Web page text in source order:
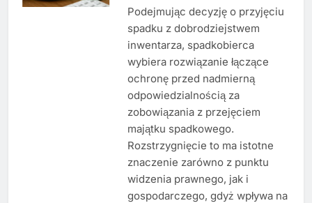
Podejmując decyzję o przyjęciu
spadku z dobrodziejstwem
inwentarza, spadkobierca
wybiera rozwiązanie łączące
ochronę przed nadmierną
odpowiedzialnością za
zobowiązania z przejęciem
majątku spadkowego.
Rozstrzygnięcie to ma istotne
znaczenie zarówno z punktu
widzenia prawnego, jak i
gospodarczego, gdyż wpływa na